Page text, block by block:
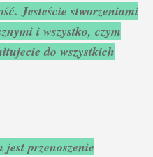
Jesteście stworzeniami
i wszystko, czym
do wszystkich
jest przenoszenie